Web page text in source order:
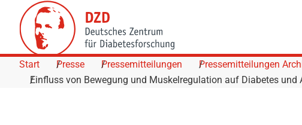
Skip to Content
Start Presse Pressemitteilungen Pressemitteilungen
Einfluss von Bewegung und Muskelregulation auf Diabetes und